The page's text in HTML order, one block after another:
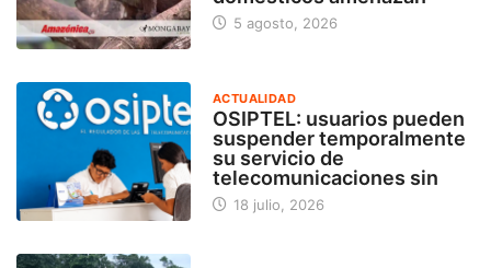
5 agosto, 2026
ACTUALIDAD
OSIPTEL: usuarios pueden
suspender temporalmente
su servicio de
telecomunicaciones sin
18 julio, 2026